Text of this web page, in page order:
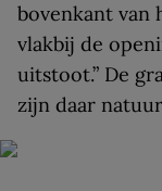
bovenkant van
vlakbij de
uitstoot.” De
zijn daar